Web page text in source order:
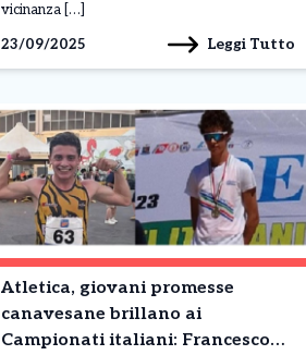
vicinanza […]
23/09/2025
Leggi Tutto
Atletica, giovani promesse
canavesane brillano ai
Campionati italiani: Francesco